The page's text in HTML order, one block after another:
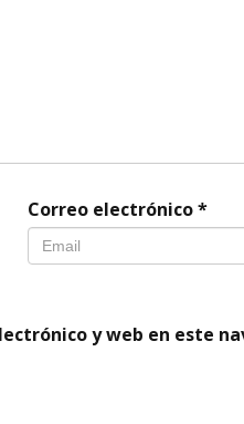
Correo electrónico*
y web en este